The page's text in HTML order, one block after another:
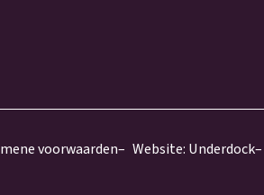
voorwaarden Website: Underdock